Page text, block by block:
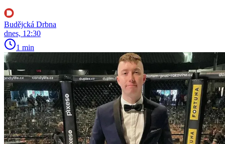
Budějcká Drbna
dnes, 12:30
1 min